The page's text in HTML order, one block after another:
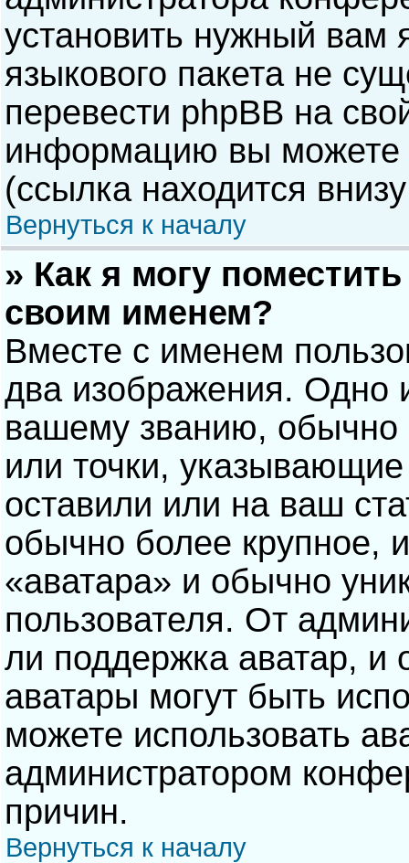
установить нужный вам
языкового пакета не
перевести phpBB на
информацию вы можете
(ссылка находится
Вернуться к началу
» Как я могу
своим именем?
Вместе с именем
два изображения. Одно
вашему званию, обычно
или точки,
оставили или на ваш
обычно более крупное,
«аватара» и обычно
пользователя. От
ли поддержка аватар, и
аватары могут быть
можете использовать
администратором
причин.
Вернуться к началу